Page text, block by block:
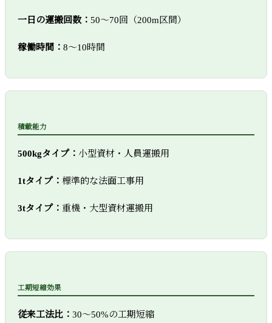
一日の運搬回数： 50～70回（200m区間）
稼働時間： 8～10時間
積載能力
500kgタイプ： 小型資材・人員運搬用
1tタイプ： 標準的な法面工事用
3tタイプ： 重機・大型資材運搬用
工期短縮効果
従来工法比： 30～50%の工期短縮